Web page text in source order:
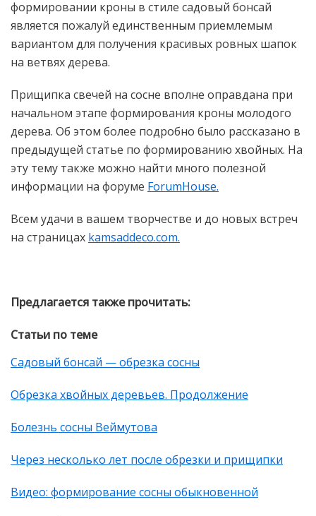
формировании кроны в стиле садовый бонсай
является пожалуй единственным приемлемым
вариантом для получения красивых ровных шапок
на ветвях дерева.
Прищипка свечей на сосне вполне оправдана при
начальном этапе формирования кроны молодого
дерева. Об этом более подробно было рассказано в
предыдущей статье по формированию хвойных. На
эту тему также можно найти много полезной
информации на форуме ForumHouse.
Всем удачи в вашем творчестве и до новых встреч
на страницах kamsaddeco.com.
Предлагается также прочитать:
Статьи по теме
Садовый бонсай — обрезка сосны
Обрезка хвойных деревьев. Продолжение
Болезнь сосны Веймутова
Через несколько лет после обрезки и прищипки
Видео: формирование сосны обыкновенной